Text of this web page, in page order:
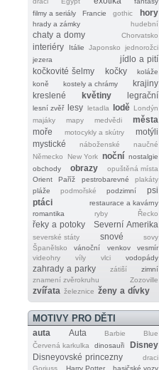
filmy a seriály
Francie gothic hory
hrady a zámky hudební
chaty a domy Chorvatsko
interiéry Itálie Japonsko
jednorožci
jezera
jídlo a pití
kočkovité šelmy
kočky
koláže
koně
kostely a chrámy
krajiny
kreslené
květiny legrační
lesní zvěř lesy letadla lodě Londýn
majáky
mapy medvědi
města
moře
motocykly a skútry
motýli
mystické
náboženské
naučné
Německo
New York noční nostalgie
obchody
obrazy
opuštěná místa
Orient
Paříž pestrobarevné
plakáty
pláže
podmořské podzimní
psi
ptáci
restaurace a kavárny
romantika
ryby Řecko
řeky a potoky Severní Amerika
severské státy snové
sovy
Španělsko
vánoční venkov
vesmír
videohry
víly vlci vodopády
zahrady a parky zátiší
zimní
znamení zvěrokruhu
Zozoville
zvířata železnice ženy a dívky
MOTIVY PRO DĚTI
auta Auta Barbie
Blue
Červená karkulka
dinosauři
Disney
Disneyovské princezny
draci
Gorjuss
Harry Potter
hasičské vozy